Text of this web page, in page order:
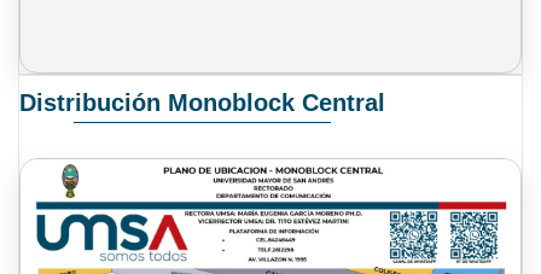
Distribución Monoblock Central